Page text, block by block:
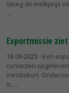
steeg de melkprijs
Exportmissie
18-09-2025 - Een
contacten
mesttekort.
is.